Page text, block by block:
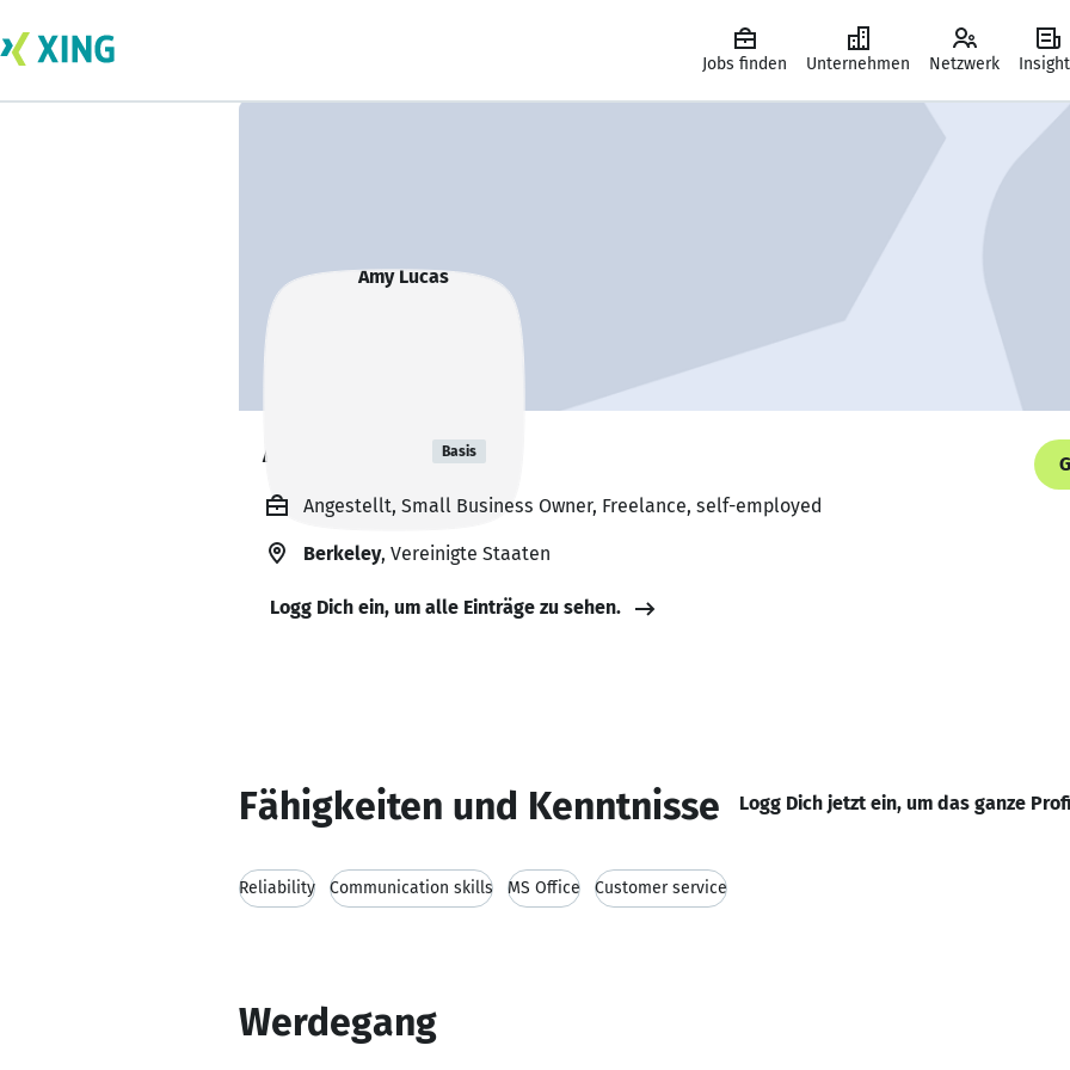
Jobs finden Unternehmen Netzwerk
Amy Lucas Basis
Angestellt, Small Business Owner, Freelance, self-employed
Berkeley, Vereinigte Staaten
Logg Dich ein, um alle Einträge zu sehen.
Fähigkeiten und Kenntnisse Logg Dich jetzt ein, um das ganze
Reliability Communication skills MS Office Customer service
Werdegang